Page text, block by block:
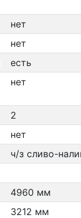
нет
нет
есть
нет
2
нет
ч/з сливо-
4960 мм
3212 мм